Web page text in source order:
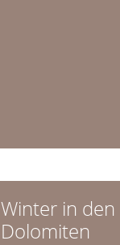
Winter in den
Dolomiten